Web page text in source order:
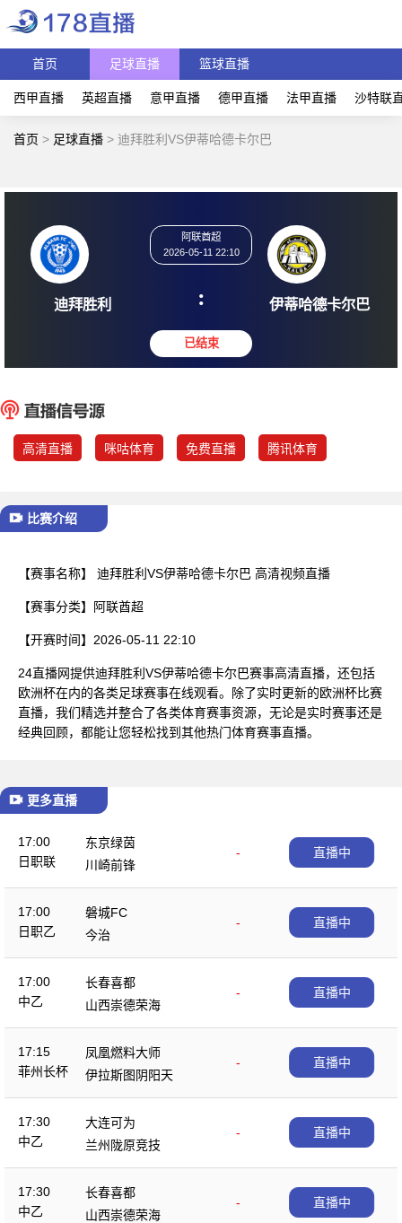
首页 足球直播 篮球直播
西甲直播 英超直播 意甲直播 德甲直播 法甲直播 沙特联
首页 > 足球直播 > 迪拜胜利VS伊蒂哈德卡尔巴
迪拜胜利
2026-05-11 22:10
: 伊蒂哈
高清直播 咪咕体育 免费直播 腾讯体育
比赛介绍
【赛事名称】 迪拜胜利VS伊蒂哈德卡尔巴 高清视频直播
【赛事分类】 阿联酋超
【开赛时间】 2026-05-11 22:10
24直播网提供迪拜胜利VS伊蒂哈德卡尔巴赛事高清直播，还包括
欧洲杯在内的各类足球赛事在线观看。除了实时更新的欧洲杯比赛
直播，我们精选并整合了各类体育赛事资源，无论是实时赛事还是
经典回顾，都能让您轻松找到其他热门体育赛事直播。
更多直播
17:00
日职联
东京绿茵
-
川崎前锋
直播中
17:00
日职乙
磐城FC
-
今治
直播中
17:00
中乙
长春喜都
-
山西崇德荣海
直播中
17:15
菲州长杯
凤凰燃料大师
-
伊拉斯图阴阳天
直播中
17:30
中乙
大连可为
-
兰州陇原竞技
直播中
17:30
中乙
长春喜都
-
山西崇德荣海
直播中